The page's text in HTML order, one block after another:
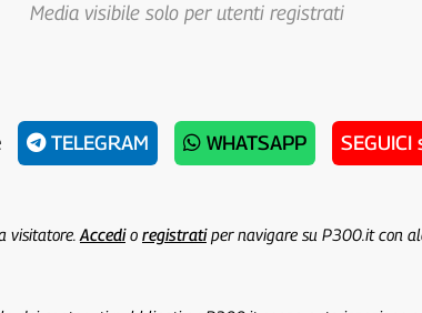
Media visibile solo per utenti registrati
TELEGRAM WHATSAPP SEGUICI
visitatore. Accedio registratiper navigare su P300.it con